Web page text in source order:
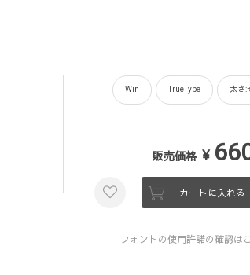
Win TrueType 太さ:
販売価格 ¥
カートに入れる
フォントの使用許諾の確認は